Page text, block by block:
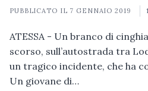
PUBBLICATO IL 7 GENNAIO 2019
ATESSA - Un branco di
scorso, sull’autostrada tra
un tragico incidente, che ha
Un giovane di…